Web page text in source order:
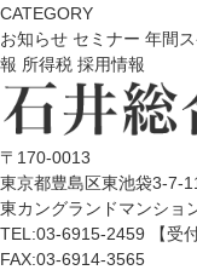
CATEGORY
お知らせ セミナー 年間
報 所得税 採用情報
〒170-0013
東京都豊島区東池袋3-7-
東カングランドマンショ
TEL:03-6915-2459 【受
FAX:03-6914-3565